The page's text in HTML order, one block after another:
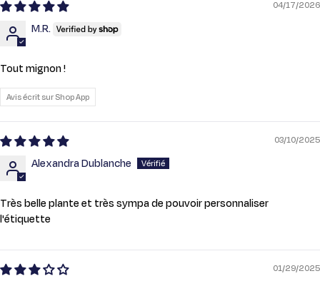
04/17/2026
M.R.
Tout mignon !
Avis écrit sur Shop App
03/10/2025
Alexandra Dublanche
Très belle plante et très sympa de pouvoir personnaliser
l'étiquette
01/29/2025